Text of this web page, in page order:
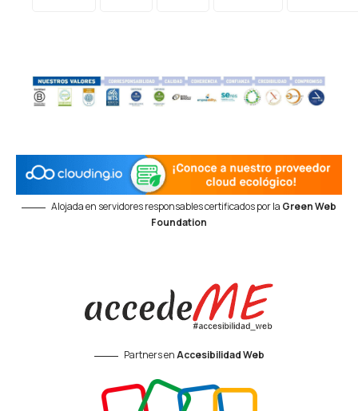
Alojada en servidores responsables certificados por la Green Web
Foundation
Partners enAccesibilidad Web